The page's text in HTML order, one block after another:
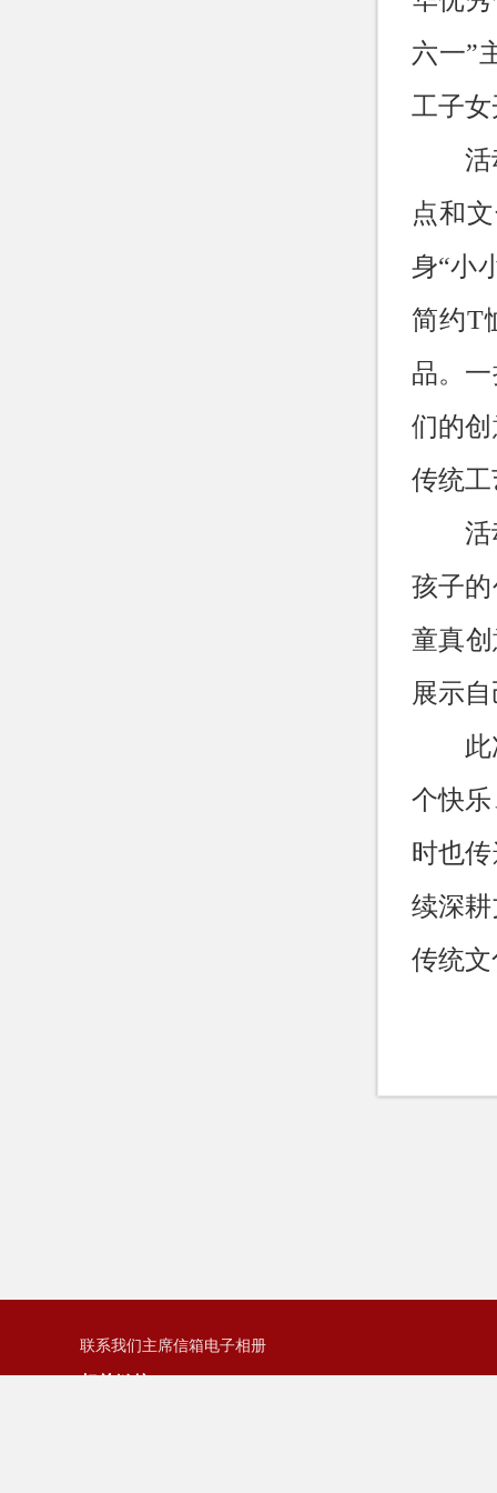
六一”
工子
活
点和
身“小
简约T
品。
们的
传统
活
孩子
童真
展示
个快
时也
续深
传统
联系我们主席信箱电子相册
相关链接: